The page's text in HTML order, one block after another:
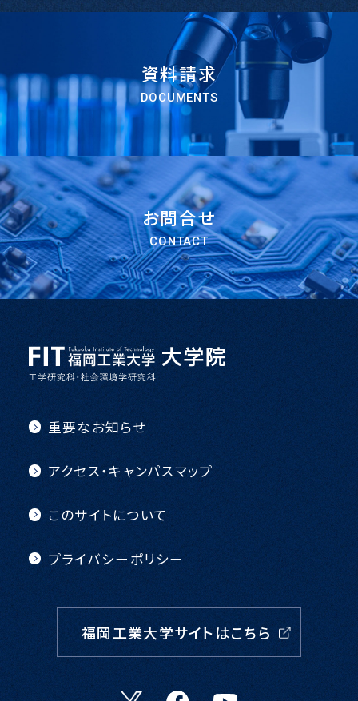
資料請求
DOCUMENTS
お問合せ
CONTACT
重要なお知らせ
アクセス・キャンパスマップ
このサイトについて
プライバシーポリシー
福岡工業大学サイトはこちら